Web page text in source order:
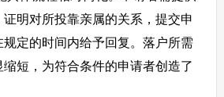
明对所投靠亲属的关系，提交申
定的时间内给予回复。落户所需
短，为符合条件的申请者创造了